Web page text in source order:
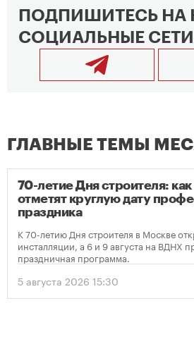
ПОДПИШИТЕСЬ НА
СОЦИАЛЬНЫЕ СЕТИ
ГЛАВНЫЕ ТЕМЫ
70-летие Дня строителя: как
отметят круглую дату
праздника
К 70-летию Дня строителя в Москве
инсталляции, а 6 и 9 августа на ВДНХ
праздничная программа.
5 августа 2026 15:30